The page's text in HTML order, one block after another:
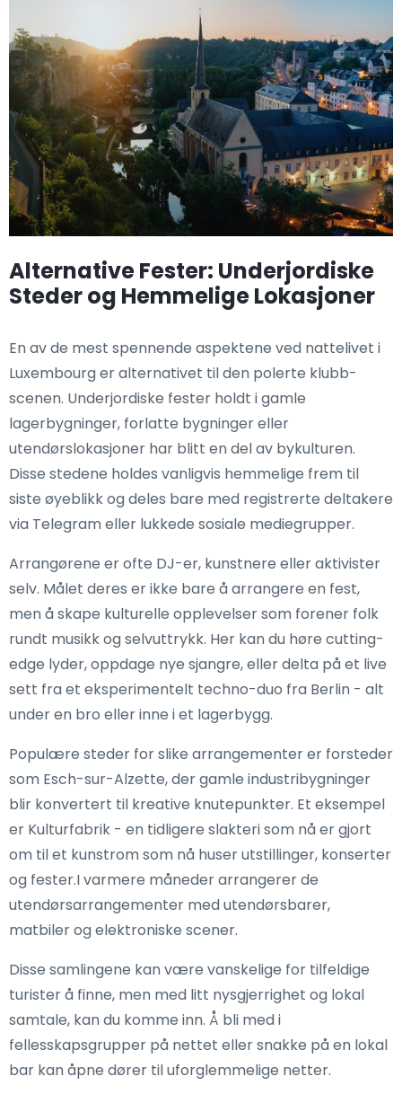
Alternative Fester: Underjordiske
Steder og Hemmelige Lokasjoner
En av de mest spennende aspektene ved nattelivet i
Luxembourg er alternativet til den polerte klubb-
scenen. Underjordiske fester holdt i gamle
lagerbygninger, forlatte bygninger eller
utendørslokasjoner har blitt en del av bykulturen.
Disse stedene holdes vanligvis hemmelige frem til
siste øyeblikk og deles bare med registrerte deltakere
via Telegram eller lukkede sosiale mediegrupper.
Arrangørene er ofte DJ-er, kunstnere eller aktivister
selv. Målet deres er ikke bare å arrangere en fest,
men å skape kulturelle opplevelser som forener folk
rundt musikk og selvuttrykk. Her kan du høre cutting-
edge lyder, oppdage nye sjangre, eller delta på et live
sett fra et eksperimentelt techno-duo fra Berlin - alt
under en bro eller inne i et lagerbygg.
Populære steder for slike arrangementer er forsteder
som Esch-sur-Alzette, der gamle industribygninger
blir konvertert til kreative knutepunkter. Et eksempel
er Kulturfabrik - en tidligere slakteri som nå er gjort
om til et kunstrom som nå huser utstillinger, konserter
og fester.I varmere måneder arrangerer de
utendørsarrangementer med utendørsbarer,
matbiler og elektroniske scener.
Disse samlingene kan være vanskelige for tilfeldige
turister å finne, men med litt nysgjerrighet og lokal
samtale, kan du komme inn. Å bli med i
fellesskapsgrupper på nettet eller snakke på en lokal
bar kan åpne dører til uforglemmelige netter.